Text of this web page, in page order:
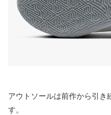
アウトソールは前作から引き
す。